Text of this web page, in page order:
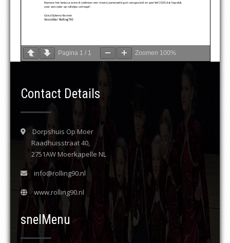
Pagina 1 / 1 Zoomen 100%
Contact Details
Dorpshuis Op Moer
Raadhuisstraat 40,
2751AW Moerkapelle NL
info@rolling90.nl
www.rolling90.nl
snelMenu